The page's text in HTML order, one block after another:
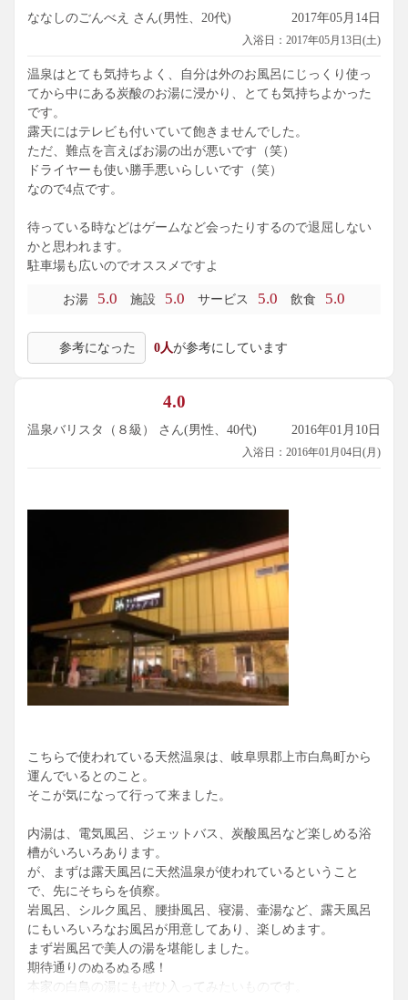
ななしのごんべえ さん(男性、20代) 2017年05月14日
入浴日：2017年05月13日(土)
温泉はとても気持ちよく、自分は外のお風呂にじっくり使っ
てから中にある炭酸のお湯に浸かり、とても気持ちよかった
です。
露天にはテレビも付いていて飽きませんでした。
ただ、難点を言えばお湯の出が悪いです（笑）
ドライヤーも使い勝手悪いらしいです（笑）
なので4点です。
待っている時などはゲームなど会ったりするので退屈しない
かと思われます。
駐車場も広いのでオススメですよ
お湯 5.0 施設 5.0 サービス 5.0 飲食 5.0
参考になった 0人が参考にしています
4.0
温泉バリスタ（８級） さん(男性、40代) 2016年01月10日
入浴日：2016年01月04日(月)
こちらで使われている天然温泉は、岐阜県郡上市白鳥町から
運んでいるとのこと。
そこが気になって行って来ました。
内湯は、電気風呂、ジェットバス、炭酸風呂など楽しめる浴
槽がいろいろあります。
が、まずは露天風呂に天然温泉が使われているということ
で、先にそちらを偵察。
岩風呂、シルク風呂、腰掛風呂、寝湯、壷湯など、露天風呂
にもいろいろなお風呂が用意してあり、楽しめます。
まず岩風呂で美人の湯を堪能しました。
期待通りのぬるぬる感！
本家の白鳥の湯にもぜひ入ってみたいものです。